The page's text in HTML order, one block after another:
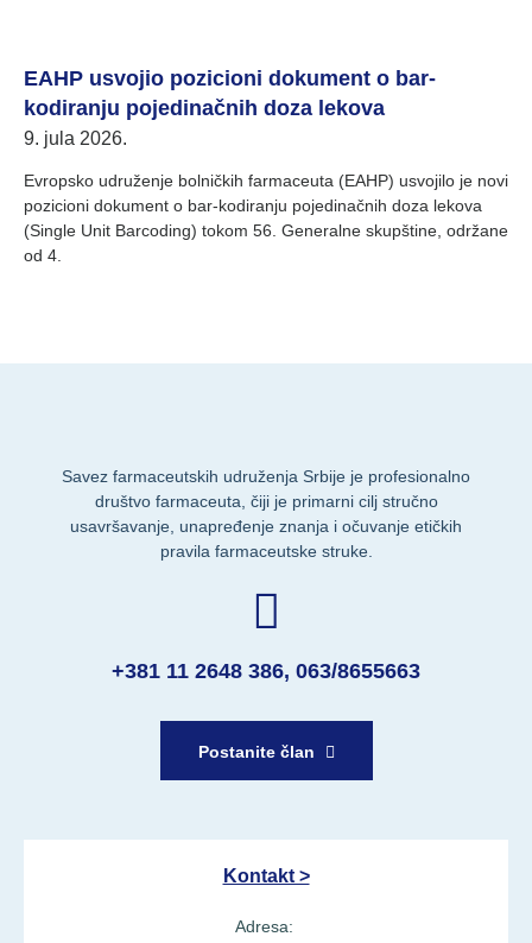
EAHP usvojio pozicioni dokument o bar-
kodiranju pojedinačnih doza lekova
9. jula 2026.
Evropsko udruženje bolničkih farmaceuta (EAHP) usvojilo je novi
pozicioni dokument o bar-kodiranju pojedinačnih doza lekova
(Single Unit Barcoding) tokom 56. Generalne skupštine, održane
od 4.
Savez farmaceutskih udruženja Srbije je profesionalno
društvo farmaceuta, čiji je primarni cilj stručno
usavršavanje, unapređenje znanja i očuvanje etičkih
pravila farmaceutske struke.
+381 11 2648 386, 063/8655663
Postanite član
Kontakt >
Adresa: